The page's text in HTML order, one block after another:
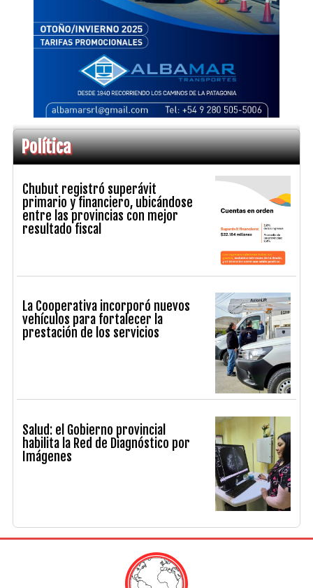
Política
Chubut registró superávit
primario y financiero, ubicándose
entre las provincias con mejor
resultado fiscal
La Cooperativa incorporó nuevos
vehículos para fortalecer la
prestación de los servicios
Salud: el Gobierno provincial
habilita la Red de Diagnóstico por
Imágenes